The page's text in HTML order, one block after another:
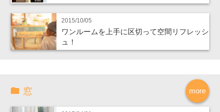
2015/10/05
ワンルームを上手に区切って空間リフレッシ
ュ！
more
窓